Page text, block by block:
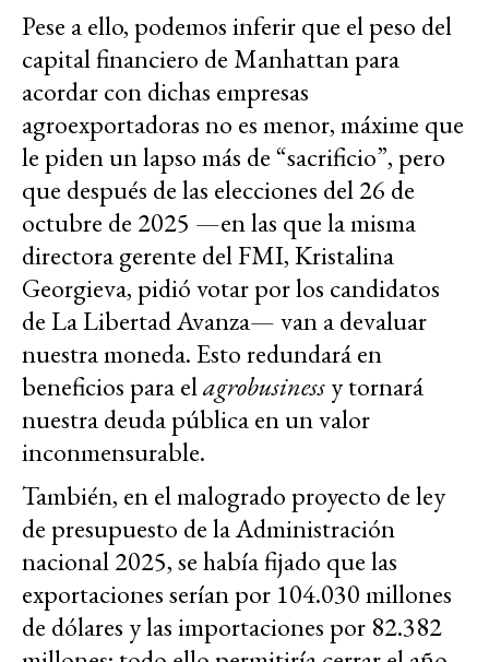
Pese a ello, podemos inferir que el peso del
capital financiero de Manhattan para
acordar con dichas empresas
agroexportadoras no es menor, máxime que
le piden un lapso más de “sacrificio”, pero
que después de las elecciones del 26 de
octubre de 2025 —en las que la misma
directora gerente del FMI, Kristalina
Georgieva, pidió votar por los candidatos
de La Libertad Avanza— van a devaluar
nuestra moneda. Esto redundará en
beneficios para elagrobusinessy tornará
nuestra deuda pública en un valor
inconmensurable.
También, en el malogrado proyecto de ley
de presupuesto de la Administración
nacional 2025, se había fijado que las
exportaciones serían por 104.030 millones
de dólares y las importaciones por 82.382